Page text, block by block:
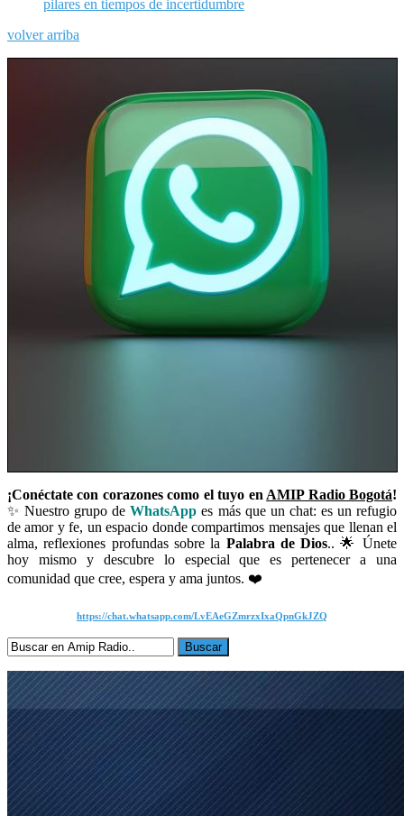
pilares en tiempos de incertidumbre
volver arriba
¡Conéctate con corazones como el tuyo en AMIP Radio Bogotá!
✨ Nuestro grupo deWhatsApp es más que un chat: es un refugio
de amor y fe, un espacio donde compartimos mensajes que llenan el
alma, reflexiones profundas sobre la Palabra de Dios.. 🌟 Únete
hoy mismo y descubre lo especial que es pertenecer a una
comunidad que cree, espera y ama juntos. ❤️
https://chat.whatsapp.com/LvEAeGZmrzxIxaQpnGkJZQ